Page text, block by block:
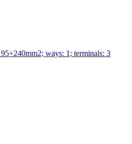
ways: 1; terminals: 3